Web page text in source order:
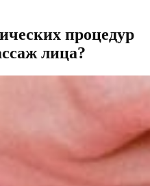
процедур
лица?